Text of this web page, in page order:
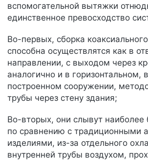
вспомогательной вытяжки
единственное превосходство
Во-первых, сборка
способна осуществлятся как в
направлении, с выходом через
аналогично и в горизонтальном,
построенном сооружении,
трубы через стену здания;
Во-вторых, они слывут наиболее
по сравнению с традиционными
изделиями, из-за отдельного
внутренней трубы воздухом,